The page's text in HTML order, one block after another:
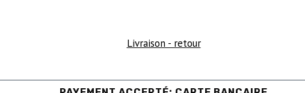
Livraison - retour